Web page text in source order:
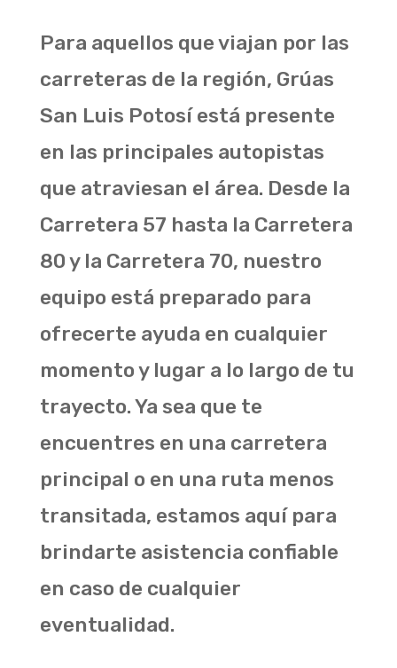
Para aquellos que viajan por las
carreteras de la región, Grúas
San Luis Potosí está presente
en las principales autopistas
que atraviesan el área. Desde la
Carretera 57 hasta la Carretera
80 y la Carretera 70, nuestro
equipo está preparado para
ofrecerte ayuda en cualquier
momento y lugar a lo largo de tu
trayecto. Ya sea que te
encuentres en una carretera
principal o en una ruta menos
transitada, estamos aquí para
brindarte asistencia confiable
en caso de cualquier
eventualidad.